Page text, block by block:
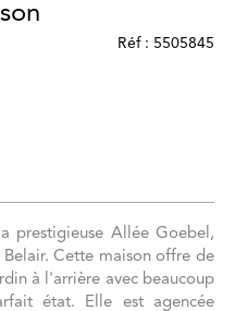
Réf : 5505845
prestigieuse Allée Goebel,
Cette maison offre de
à l'arrière avec beaucoup
état. Elle est agencée